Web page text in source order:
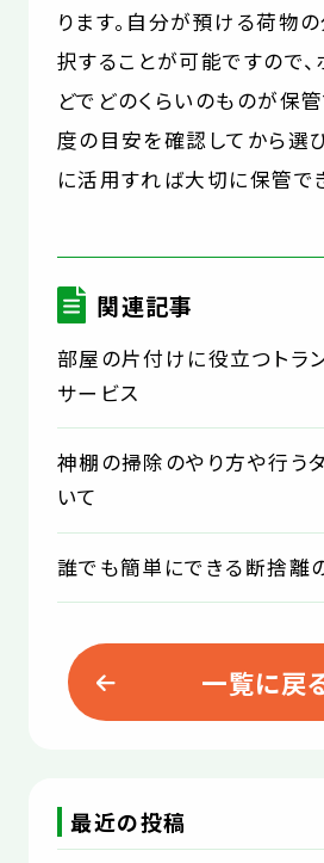
ります。自分が預ける荷物
択することが可能ですので
どでどのくらいのものが保
度の目安を確認してから選
に活用すれば大切に保管で
関連記事
部屋の片付けに役立つトラ
サービス
神棚の掃除のやり方や行う
いて
誰でも簡単にできる断捨離
一覧に戻
最近の投稿